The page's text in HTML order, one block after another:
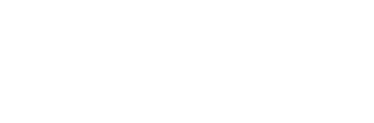
, оформление декларации соответствия, отказного письма)